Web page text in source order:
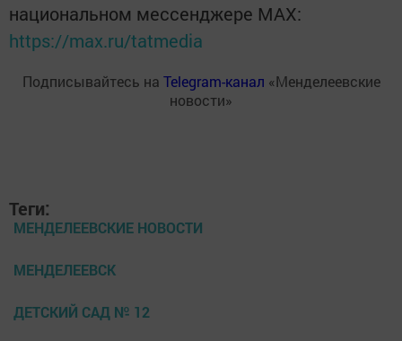
национальном мессенджере MАХ:
https://max.ru/tatmedia
Подписывайтесь на Telegram-канал «Менделеевские
новости»
Теги:
МЕНДЕЛЕЕВСКИЕ НОВОСТИ
МЕНДЕЛЕЕВСК
ДЕТСКИЙ САД № 12